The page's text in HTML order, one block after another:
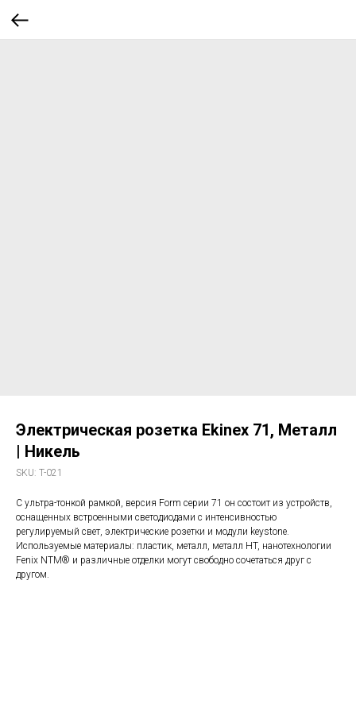
Электрическая розетка Ekinex 71, Металл
| Никель
SKU: T-021
С ультра-тонкой рамкой, версия Form серии 71 он состоит из устройств,
оснащенных встроенными светодиодами с интенсивностью
регулируемый свет, электрические розетки и модули keystone.
Используемые материалы: пластик, металл, металл HT, нанотехнологии
Fenix NTM® и различные отделки могут свободно сочетаться друг с
другом.